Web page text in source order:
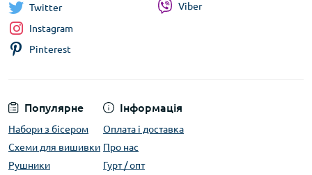
Популярне
Набори з бісером
Схеми для вишивки
Рушники
Інформація
Оплата і доставка
Про нас
Гурт / опт
Twitter
Instagram
Pinterest
Viber